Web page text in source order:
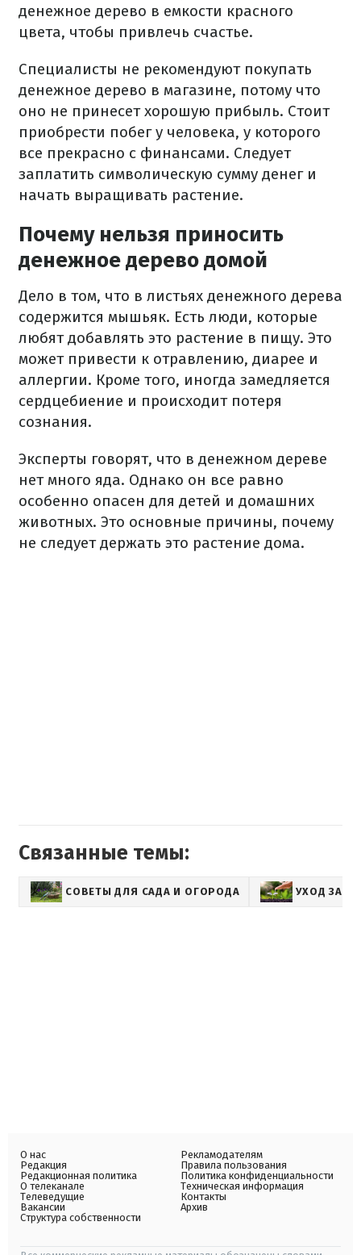
денежное дерево в емкости красного
цвета, чтобы привлечь счастье.
Специалисты не рекомендуют покупать
денежное дерево в магазине, потому что
оно не принесет хорошую прибыль. Стоит
приобрести побег у человека, у которого
все прекрасно с финансами. Следует
заплатить символическую сумму денег и
начать выращивать растение.
Почему нельзя приносить
денежное дерево домой
Дело в том, что в листьях денежного дерева
содержится мышьяк. Есть люди, которые
любят добавлять это растение в пищу. Это
может привести к отравлению, диарее и
аллергии. Кроме того, иногда замедляется
сердцебиение и происходит потеря
сознания.
Эксперты говорят, что в денежном дереве
нет много яда. Однако он все равно
особенно опасен для детей и домашних
животных. Это основные причины, почему
не следует держать это растение дома.
Связанные темы:
СОВЕТЫ ДЛЯ САДА И ОГОРОДА УХОД ЗА
О нас
Редакция
Редакционная политика
О телеканале
Телеведущие
Вакансии
Структура собственности
Рекламодателям
Правила пользования
Политика конфиденциальности
Техническая информация
Контакты
Архив